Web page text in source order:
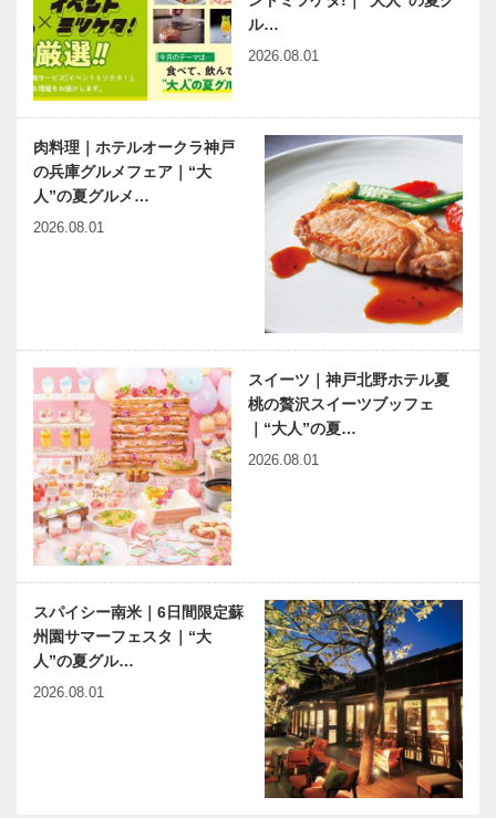
ル…
2026.08.01
肉料理｜ホテルオークラ神戸
の兵庫グルメフェア｜“大
人”の夏グルメ…
2026.08.01
スイーツ｜神戸北野ホテル夏
桃の贅沢スイーツブッフェ
｜“大人”の夏…
2026.08.01
スパイシー南米｜6日間限定蘇
州園サマーフェスタ｜“大
人”の夏グル…
2026.08.01